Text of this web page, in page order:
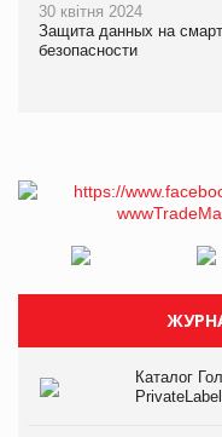
30 квітня 2024
Защита данных на
безопасности
Каталог